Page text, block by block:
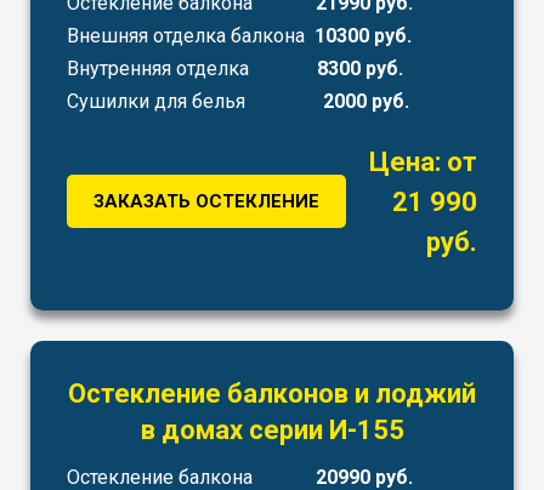
Внешняя отделка балкона 10300 руб.
Внутренняя отделка 8300 руб.
Сушилки для белья 2000 руб.
ЗАКАЗАТЬ ОСТЕКЛЕНИЕ
Цена: от
21 990
руб.
Остекление балконов и лоджий
в домах серии И-155
Остекление балкона 20990 руб.